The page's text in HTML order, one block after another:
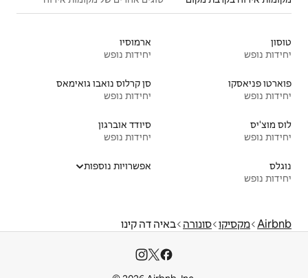
ארמוסיו
יחידות נופש
סן קרלוס נואבו גואימאס
יחידות נופש
סיודד אוברגון
יחידות נופש
אפשרויות נוספות
דה קינו